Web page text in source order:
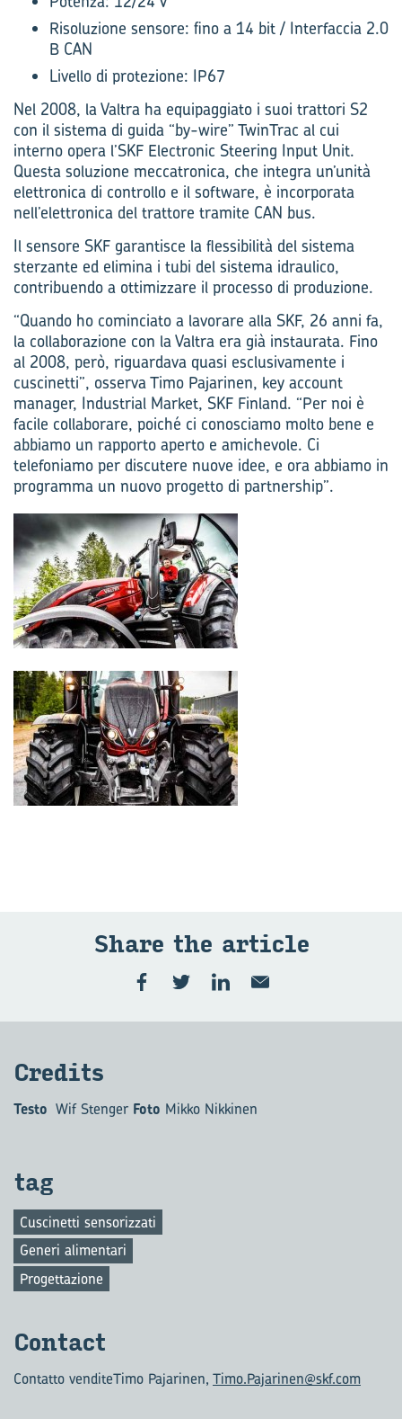
Risoluzione sensore: fino a 14 bit / Interfaccia 2.0
B CAN
Livello di protezione: IP67
Nel 2008, la Valtra ha equipaggiato i suoi trattori S2
con il sistema di guida “by-wire” TwinTrac al cui
interno opera l’SKF Electronic Steering Input Unit.
Questa soluzione meccatronica, che integra un’unità
elettronica di controllo e il soft­ware, è incorporata
nell’elettronica del trattore tramite CAN bus.
Il sensore SKF garantisce la flessibilità del sistema
sterzante ed elimina i tubi del sistema idraulico,
contribuendo a ottimizzare il processo di produzione.
“Quando ho cominciato a lavorare alla SKF, 26 anni fa,
la collaborazione con la Valtra era già instaurata. Fino
al 2008, però, riguardava quasi esclusivamente i
cuscinetti”, osserva Timo Pajarinen, key account
manager, Industrial Market, SKF Finland. “Per noi è
facile collaborare, poiché ci conosciamo molto bene e
abbiamo un rapporto aperto e amichevole. Ci
telefoniamo per discutere nuove idee, e ora abbiamo in
programma un nuovo progetto di partnership”.
Share the ar­ti­cle
Cre­di­ts
Testo Wif Stenger Foto Mikko Nikkinen
tag
Cuscinetti sensorizzati
Generi alimentari
Progettazione
Con­tact
Contatto venditeTimo Pajarinen, Timo.Pajarinen@skf.com